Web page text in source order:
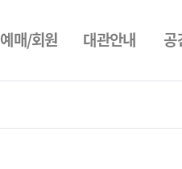
예매/회원 대관안내 공